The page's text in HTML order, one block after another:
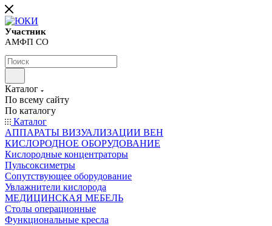
Участник
АМФП СО
Каталог
По всему сайту
По каталогу
Каталог
АППАРАТЫ ВИЗУАЛИЗАЦИИ ВЕН
КИСЛОРОДНОЕ ОБОРУДОВАНИЕ
Кислородные концентраторы
Пульсоксиметры
Сопутствующее оборудование
Увлажнители кислорода
МЕДИЦИНСКАЯ МЕБЕЛЬ
Столы операционные
Функциональные кресла